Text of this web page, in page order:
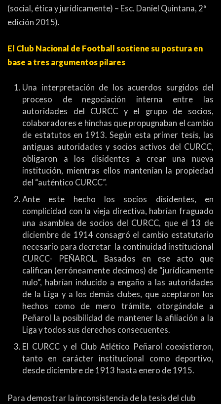
(social, ética y jurídicamente) – Esc. Daniel Quintana, 2ª
edición 2015).
El Club Nacional de Football sostiene su postura en
base a tres argumentos pilares
Una interpretación de los acuerdos surgidos del
proceso de negociación interna entre las
autoridades del CURCC y el grupo de socios,
colaboradores e hinchas que propugnaban el cambio
de estatutos en 1913. Según esta primer tesis, las
antiguas autoridades y socios activos del CURCC,
obligaron a los disidentes a crear una nueva
institución, mientras ellos mantenían la propiedad
del “auténtico CURCC”.
Ante este hecho los socios disidentes, en
complicidad con la vieja directiva, habrían fraguado
una asamblea de socios del CURCC, que el 13 de
diciembre de 1914 consagró el cambio estatutario
necesario para decretar la continuidad institucional
CURCC- PEÑAROL. Basados en ese acto que
califican (erróneamente decimos) de “jurídicamente
nulo”, habrían inducido a engaño a las autoridades
de la Liga y a los demás clubes, que aceptaron los
hechos como de mero trámite, otorgándole a
Peñarol la posibilidad de mantener la afiliación a la
Liga y todos sus derechos consecuentes.
El CURCC y el Club Atlético Peñarol coexistieron,
tanto en carácter institucional como deportivo,
desde diciembre de 1913 hasta enero de 1915.
Para demostrar la inconsistencia de la tesis del club